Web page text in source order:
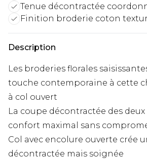
Tenue décontractée
Finition broderie coton
Description
Les broderies florales
touche contemporaine à cette
à col ouvert
La coupe décontractée des deux
confort maximal sans
Col avec encolure ouverte crée
décontractée mais soignée